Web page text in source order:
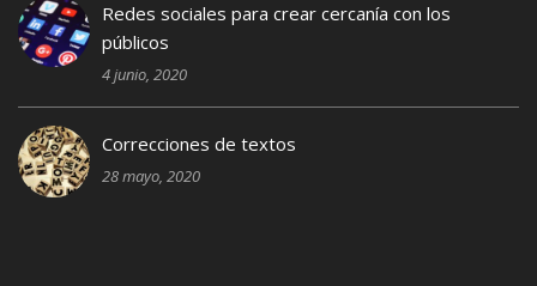
Redes sociales para crear cercanía con los
públicos
4 junio, 2020
Correcciones de textos
28 mayo, 2020